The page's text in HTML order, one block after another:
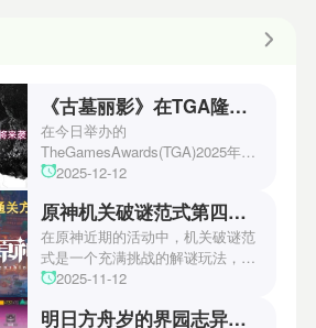
《古墓丽影》在TGA隆重确认新作将来袭！
在今日举办的
TheGamesAwards(TGA)2025年度
游戏颁奖典礼中，古墓丽影系列公
场资讯让众多玩家们都非常期待！
本次官方也宣布游戏将于2027年登
陆PS5、Xbox以及PC平台！有兴
趣的玩家们可以继续留守鲶鱼网！
2025-12-12
原神机关破谜范式第四关通关方法
在原神近期的活动中，机关破谜范
式是一个充满挑战的解谜玩法，其
中第四关是许多玩家遇到困难的地
机关破谜范式第四关通关方法，助
2025-11-12
明日方舟岁的界园志异攻略